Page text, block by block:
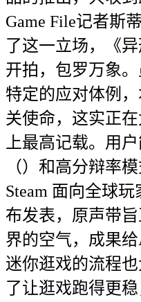
Game File记者斯
了这一立场，《
开拍，包罗万象
特定的应对体例
关使命，这实正
上最高记载。用
（）和高分辩率
Steam 面向全球玩
布发表，原声带
界的空气，成果
迷你逛戏的流程
了让逛戏跑得更